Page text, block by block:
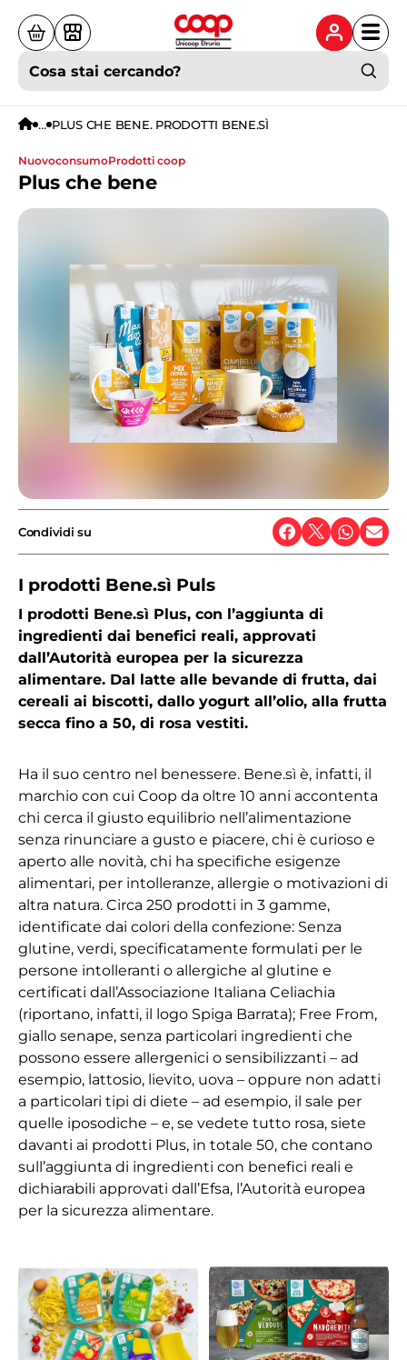
Cosa stai cercando?
... PLUS CHE BENE. PRODOTTI BENE.SÌ
nuovoconsumo prodotti coop
Plus che bene
Condividi su
I prodotti Bene.sì Puls
I prodotti Bene.sì Plus, con l’aggiunta di
ingredienti dai benefici reali, approvati
dall’Autorità europea per la sicurezza
alimentare. Dal latte alle bevande di frutta, dai
cereali ai biscotti, dallo yogurt all’olio, alla frutta
secca fino a 50, di rosa vestiti.
Ha il suo centro nel benessere. Bene.sì è, infatti, il
marchio con cui Coop da oltre 10 anni accontenta
chi cerca il giusto equilibrio nell’alimentazione
senza rinunciare a gusto e piacere, chi è curioso e
aperto alle novità, chi ha specifiche esigenze
alimentari, per intolleranze, allergie o motivazioni di
altra natura. Circa 250 prodotti in 3 gamme,
identificate dai colori della confezione: Senza
glutine, verdi, specificatamente formulati per le
persone intolleranti o allergiche al glutine e
certificati dall’Associazione Italiana Celiachia
(riportano, infatti, il logo Spiga Barrata); Free From,
giallo senape, senza particolari ingredienti che
possono essere allergenici o sensibilizzanti – ad
esempio, lattosio, lievito, uova – oppure non adatti
a particolari tipi di diete – ad esempio, il sale per
quelle iposodiche – e, se vedete tutto rosa, siete
davanti ai prodotti Plus, in totale 50, che contano
sull’aggiunta di ingredienti con benefici reali e
dichiarabili approvati dall’Efsa, l’Autorità europea
per la sicurezza alimentare.